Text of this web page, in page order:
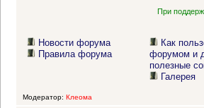
При
Новости форума
Правила форума
Как
форумом и
полезные
Галерея
Модератор: Клеома